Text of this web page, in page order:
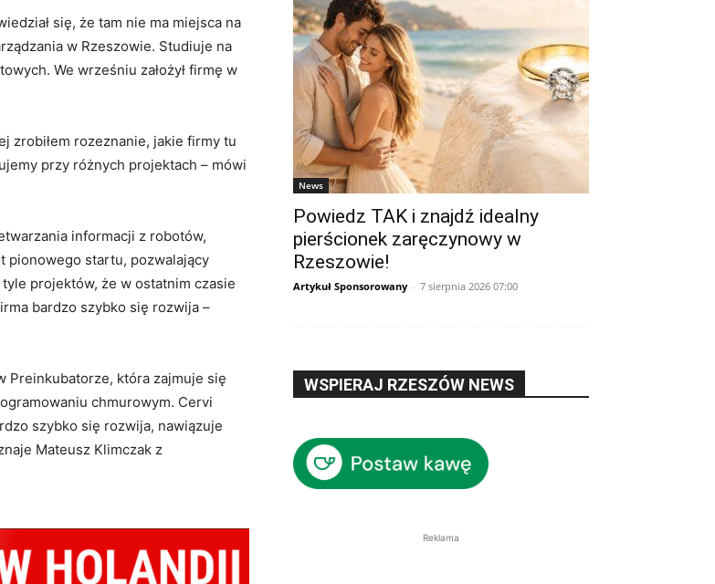
się, że tam nie ma miejsca na
w Rzeszowie. Studiuje na
We wrześniu założył firmę w
zrobiłem rozeznanie, jakie firmy tu
przy różnych projektach – mówi
informacji z robotów,
pionowego startu, pozwalający
projektów, że w ostatnim czasie
bardzo szybko się rozwija –
Preinkubatorze, która zajmuje się
chmurowym. Cervi
szybko się rozwija, nawiązuje
Mateusz Klimczak z
News
Powiedz TAK i znajdź idealny
pierścionek zaręczynowy w
Rzeszowie!
Artykuł Sponsorowany - 7 sierpnia 2026 07:00
WSPIERAJ RZESZÓW NEWS
Reklama